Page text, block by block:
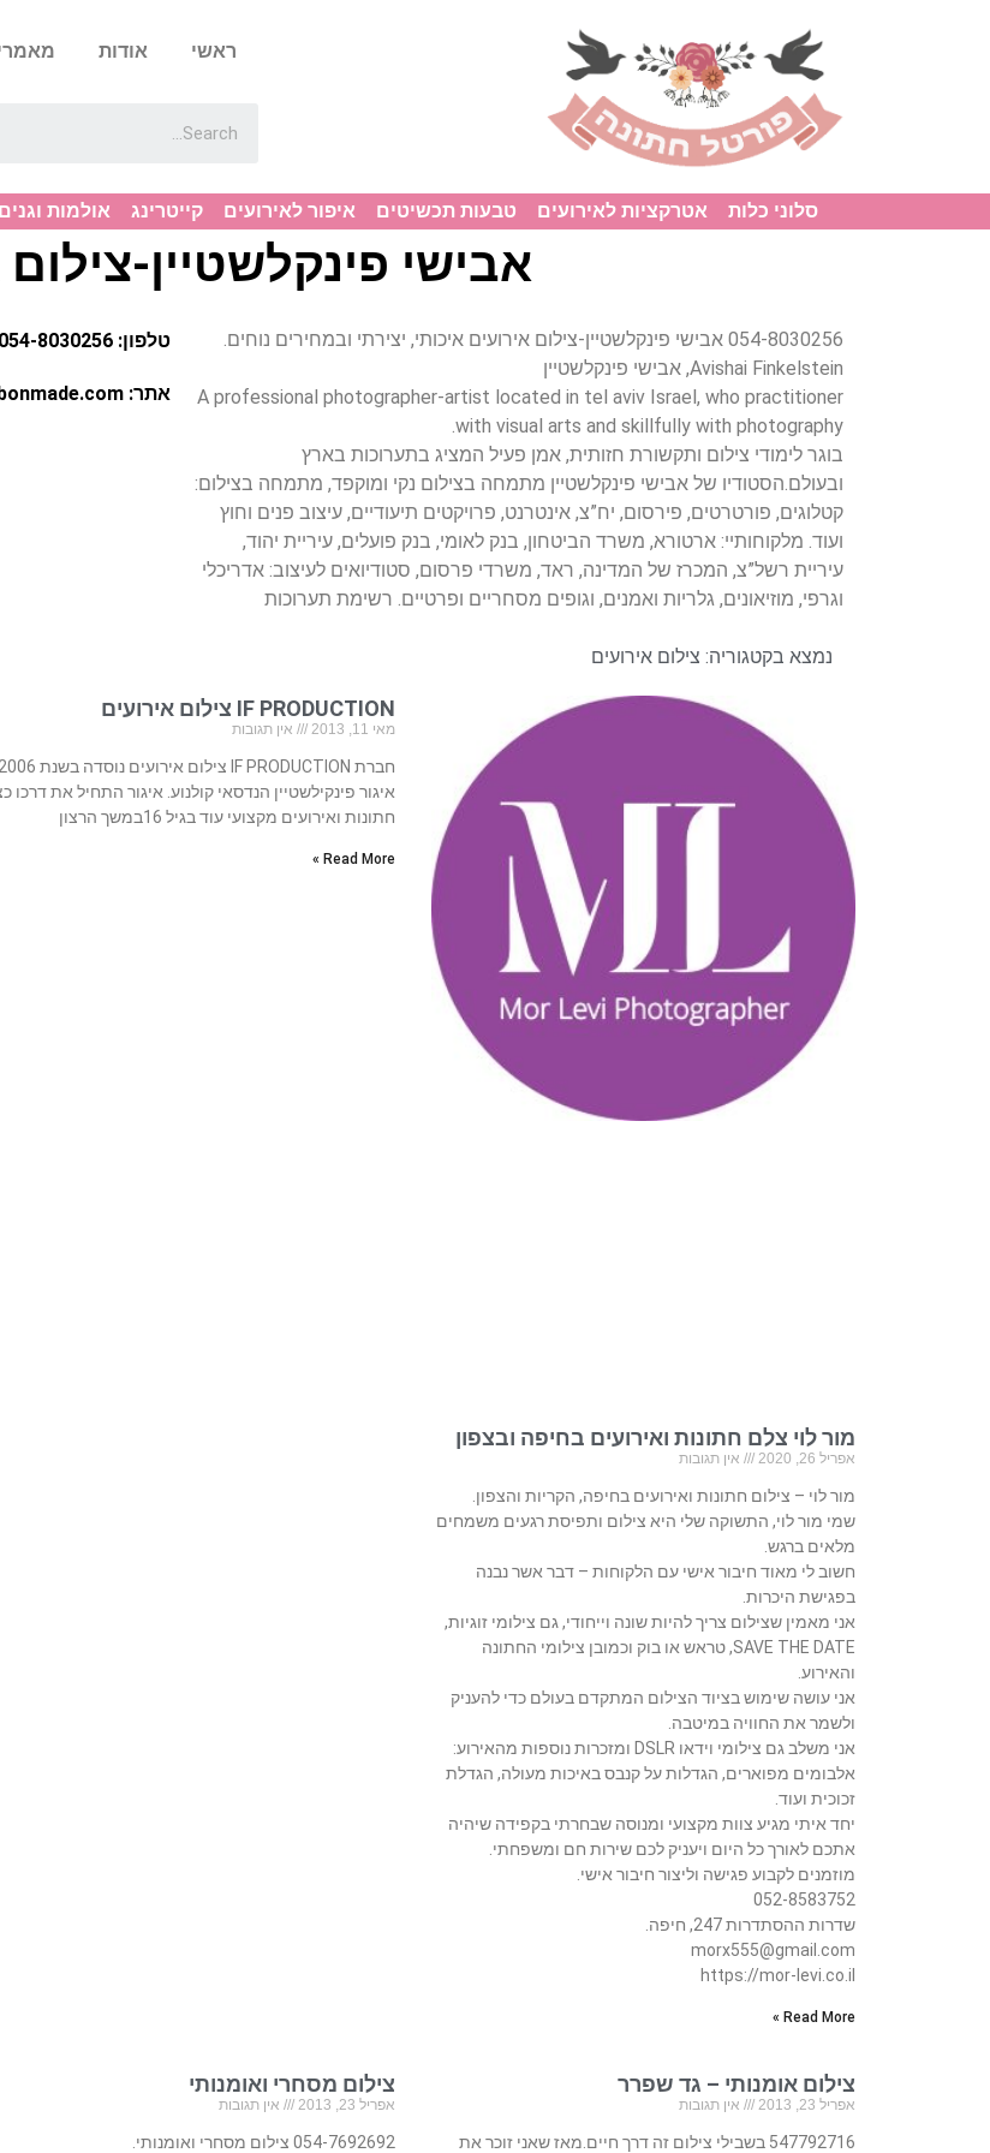
ראשי אודות
סלוני כלות אטרקציות לאירועים טבעות תכשיטים איפור לאירועים קייטרינג אולמות וגנים
אבישי פינקלשטיין-צילום
054-8030256 אבישי פינקלשטיין-צילום אירועים איכותי, יצירתי ובמחירים נוחים.
Avishai Finkelstein, אבישי פינקלשטיין
A professional photographer-artist located in tel aviv Israel, who practitioner
with visual arts and skillfully with photography.
בוגר לימודי צילום ותקשורת חזותית, אמן פעיל המציג בתערוכות בארץ
ובעולם.הסטודיו של אבישי פינקלשטיין מתמחה בצילום נקי ומוקפד, מתמחה בצילום:
קטלוגים, פורטרטים, פירסום, יח”צ, אינטרנט, פרויקטים תיעודיים, עיצוב פנים וחוץ
ועוד. מלקוחותיי: ארטורא, משרד הביטחון, בנק לאומי, בנק פועלים, עיריית יהוד,
עיריית רשל”צ, המכרז של המדינה, ראד, משרדי פרסום, סטודיואים לעיצוב: אדריכלי
וגרפי, מוזיאונים, גלריות ואמנים, וגופים מסחריים ופרטיים. רשימת תערוכות
טלפון: 054-8030256
אתר: http://avishai.carbonmade.com
נמצא בקטגוריה: צילום אירועים
מור לוי צלם חתונות ואירועים בחיפה ובצפון
אפריל 26, 2020 אין תגובות
מור לוי – צילום חתונות ואירועים בחיפה, הקריות והצפון.
שמי מור לוי, התשוקה שלי היא צילום ותפיסת רגעים משמחים
מלאים ברגש.
חשוב לי מאוד חיבור אישי עם הלקוחות – דבר אשר נבנה
בפגישת היכרות.
אני מאמין שצילום צריך להיות שונה וייחודי, גם צילומי זוגיות,
SAVE THE DATE, טראש או בוק וכמובן צילומי החתונה
והאירוע.
אני עושה שימוש בציוד הצילום המתקדם בעולם כדי להעניק
ולשמר את החוויה במיטבה.
אני משלב גם צילומי וידאו DSLR ומזכרות נוספות מהאירוע:
אלבומים מפוארים, הגדלות על קנבס באיכות מעולה, הגדלת
זכוכית ועוד.
יחד איתי מגיע צוות מקצועי ומנוסה שבחרתי בקפידה שיהיה
אתכם לאורך כל היום ויעניק לכם שירות חם ומשפחתי.
מוזמנים לקבוע פגישה וליצור חיבור אישי.
052-8583752
שדרות ההסתדרות 247, חיפה.
morx555@gmail.com
https://mor-levi.co.il
Read More »
IF PRODUCTION צילום אירועים
מאי 11, 2013 אין תגובות
איגור פינקילשטיין הנדסאי קולנוע.​​​​ איגור התחיל את דרכו
חתונות ואירועים מקצועי עוד בגיל 16במשך הרצון
Read More »
צילום אומנותי – גד שפרר
אפריל 23, 2013 אין תגובות
547792716 בשבילי צילום זה דרך חיים.מאז שאני זוכר את
צילום מסחרי ואומנותי
אפריל 23, 2013 אין תגובות
054-7692692 צילום מסחרי ואומנותי.